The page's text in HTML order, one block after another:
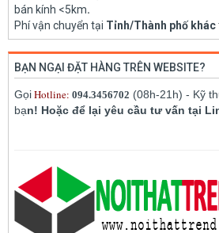
bán kính <5km.
Phí vận chuyển tại Tỉnh/Thành phố khác
BẠN NGẠI ĐẶT HÀNG TRÊN WEBSITE?
GọiHotline: 094.3456702 (08h-21h) - Kỹ
bạn! Hoặc để lại yêu cầu tư vấn tại